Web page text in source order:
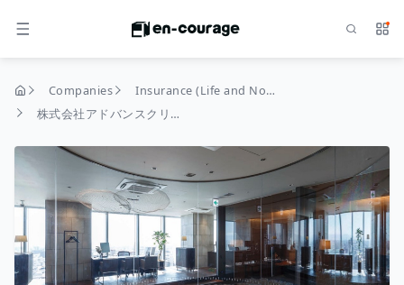
MENU Search
home Companies
Insurance (Life and Non-Life)
株式会社アドバンスクリエイト